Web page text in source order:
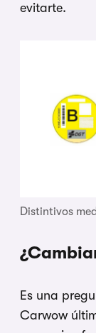
evitarte.
Distintivos
Es una
Carwow